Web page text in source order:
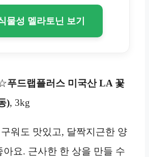
물성 멜라토닌 보기
푸드랩플러스 미국산 LA 꽃
), 3kg
워도 맛있고, 달짝지근한 양
아요. 근사한 한 상을 만들 수